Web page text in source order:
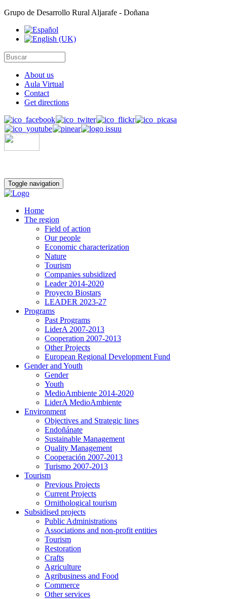
Grupo de Desarrollo Rural Aljarafe - Doñana
About us
Aula Virtual
Contact
Get directions
Toggle navigation
Home
The region
Field of action
Our people
Economic characterization
Nature
Tourism
Companies subsidized
Leader 2014-2020
Proyecto Biostars
LEADER 2023-27
Programs
Past Programs
LiderA 2007-2013
Cooperation 2007-2013
Other Projects
European Regional Development Fund
Gender and Youth
Gender
Youth
MedioAmbiente 2014-2020
LiderA MedioAmbiente
Environment
Objectives and Strategic lines
Endoñánate
Sustainable Management
Quality Management
Cooperación 2007-2013
Turismo 2007-2013
Tourism
Previous Projects
Current Projects
Ornithological tourism
Subsidised projects
Public Administrations
Associations and non-profit entities
Tourism
Restoration
Crafts
Agriculture
Agribusiness and Food
Commerce
Other services